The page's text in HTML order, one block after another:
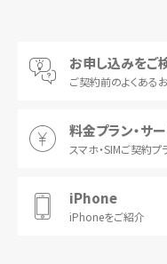
お申し込みをご
ご契約前のよくある
料金プラン・サ
スマホ・SIMご契約プ
iPhone
iPhoneをご紹介